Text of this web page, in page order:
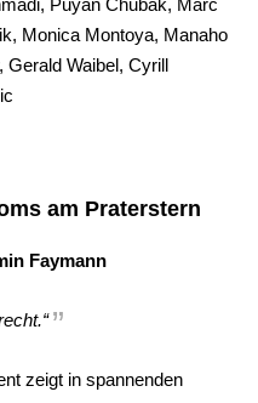
Puyan Chubak, Marc
Monica Montoya, Manaho
Gerald Waibel, Cyrill
am Praterstern
Faymann
zeigt in spannenden